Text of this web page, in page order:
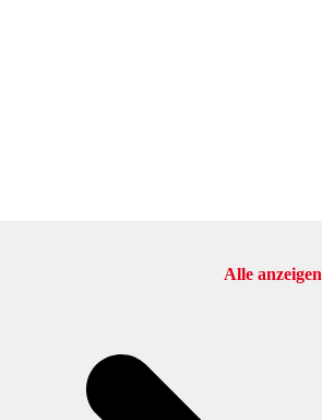
Alle anzeigen